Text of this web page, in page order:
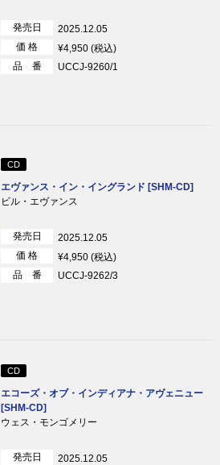
発売日
2025.12.05
価 格
¥4,950 (税込)
品 番
UCCJ-9260/1
CD
エヴァンス・イン・イングランド [SHM-CD]
ビル・エヴァンス
発売日
2025.12.05
価 格
¥4,950 (税込)
品 番
UCCJ-9262/3
CD
エコーズ・オブ・インディアナ・アヴェニュー
[SHM-CD]
ウェス・モンゴメリー
発売日
2025.12.05